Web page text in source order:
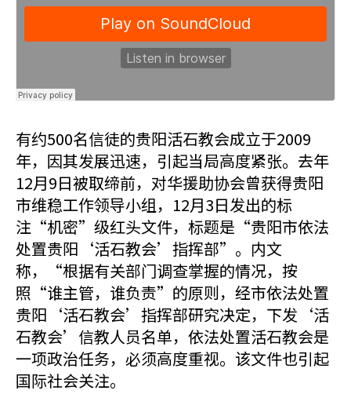
有约500名信徒的贵阳活石教会成立于2009
年，因其发展迅速，引起当局高度紧张。去年
12月9日被取缔前，对华援助协会曾获得贵阳
市维稳工作领导小组，12月3日发出的标
注“机密”级红头文件，标题是“贵阳市依法
处置贵阳‘活石教会’指挥部”。内文
称，“根据有关部门调查掌握的情况，按
照“谁主管，谁负责”的原则，经市依法处置
贵阳‘活石教会’指挥部研究决定，下发‘活
石教会’信教人员名单，依法处置活石教会是
一项政治任务，必须高度重视。该文件也引起
国际社会关注。